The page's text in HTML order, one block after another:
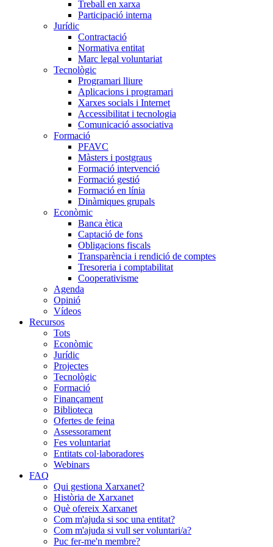
Treball en xarxa
Participació interna
Jurídic
Contractació
Normativa entitat
Marc legal voluntariat
Tecnològic
Programari lliure
Aplicacions i programari
Xarxes socials i Internet
Accessibilitat i tecnologia
Comunicació associativa
Formació
PFAVC
Màsters i postgraus
Formació intervenció
Formació gestió
Formació en línia
Dinàmiques grupals
Econòmic
Banca ètica
Captació de fons
Obligacions fiscals
Transparència i rendició de comptes
Tresoreria i comptabilitat
Cooperativisme
Agenda
Opinió
Vídeos
Recursos
Tots
Econòmic
Jurídic
Projectes
Tecnològic
Formació
Finançament
Biblioteca
Ofertes de feina
Assessorament
Fes voluntariat
Entitats col·laboradores
Webinars
FAQ
Qui gestiona Xarxanet?
Història de Xarxanet
Què ofereix Xarxanet
Com m'ajuda si soc una entitat?
Com m'ajuda si vull ser voluntari/a?
Puc fer-me'n membre?